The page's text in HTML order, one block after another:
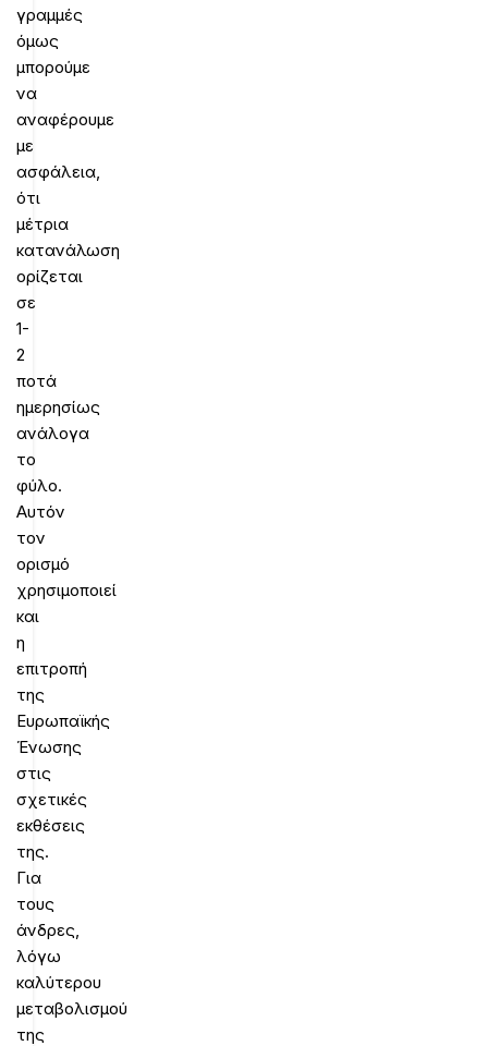
γραμμές
όμως
μπορούμε
να
αναφέρουμε
με
ασφάλεια,
ότι
μέτρια
κατανάλωση
ορίζεται
σε
1-
2
ποτά
ημερησίως
ανάλογα
το
φύλο.
Αυτόν
τον
ορισμό
χρησιμοποιεί
και
η
επιτροπή
της
Ευρωπαϊκής
Ένωσης
στις
σχετικές
εκθέσεις
της.
Για
τους
άνδρες,
λόγω
καλύτερου
μεταβολισμού
της